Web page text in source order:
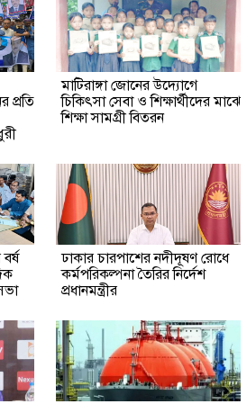
প্রতি
মাটিরাঙ্গা জোনের উদ্যোগে
চিকিৎসা সেবা ও শিক্ষার্থীদের মাঝে
শিক্ষা সামগ্রী বিতরন
ঢাকার চারপাশের নদীদূষণ রোধে
কর্মপরিকল্পনা তৈরির নির্দেশ
প্রধানমন্ত্রীর